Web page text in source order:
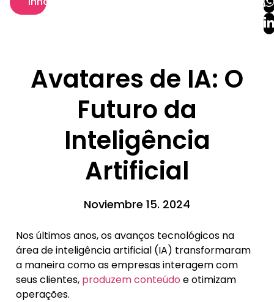
Avatares de IA: O
Futuro da
Inteligência
Artificial
Noviembre 15. 2024
Nos últimos anos, os avanços tecnológicos na
área de inteligência artificial (IA) transformaram
a maneira como as empresas interagem com
seus clientes, produzem conteúdo e otimizam
operações.